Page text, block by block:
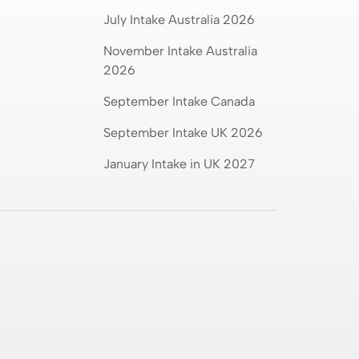
Compare Aeronautical
Worldwide
Which Is Better for Studying
Best MSc Data Science
July Intake Australia 2026
November Intake Australia
2026
September Intake Canada
September Intake UK 2026
January Intake in UK 2027